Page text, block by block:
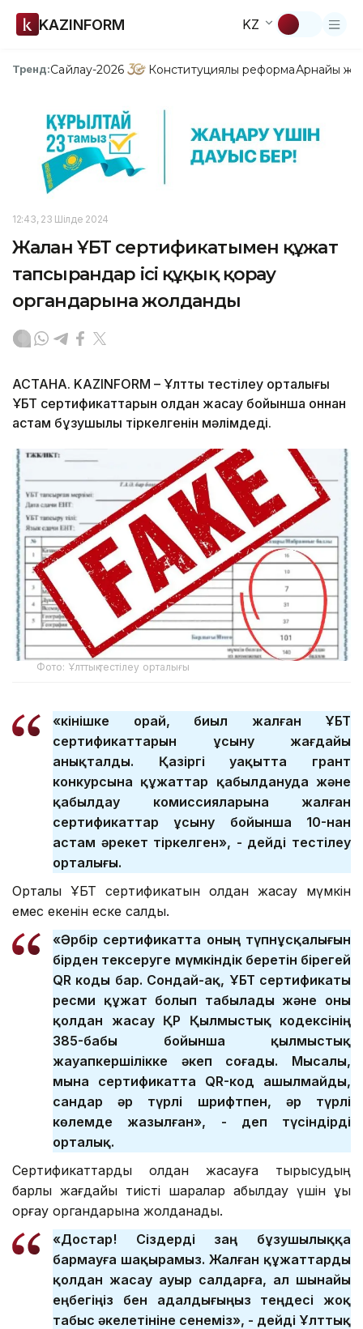
KAZINFORM KZ
Тренд:Сайлау-2026 Конституциялық реформаАрнайы
12:43, 23 Шілде 2024
Жалған ҰБТ сертификатымен құжат
тапсырғандар ісі құқық қорғау
органдарына жолданды
АСТАНА. KAZINFORM – Ұлттық тестілеу орталығы
ҰБТ сертификаттарын қолдан жасау бойынша оннан
астам бұзушылық тіркелгенін мәлімдеді.
Фото: Ұлттық тестілеу орталығы
«Өкінішке орай, биыл жалған ҰБТ
сертификаттарын ұсыну жағдайы
анықталды. Қазіргі уақытта грант
конкурсына құжаттар қабылдануда және
қабылдау комиссияларына жалған
сертификаттар ұсыну бойынша 10-нан
астам әрекет тіркелген», - дейді тестілеу
орталығы.
Орталық ҰБТ сертификатын қолдан жасау мүмкін
емес екенін еске салды.
«Әрбір сертификатта оның түпнұсқалығын
бірден тексеруге мүмкіндік беретін бірегей
QR коды бар. Сондай-ақ, ҰБТ сертификаты
ресми құжат болып табылады және оны
қолдан жасау ҚР Қылмыстық кодексінің
385-бабы бойынша қылмыстық
жауапкершілікке әкеп соғады. Мысалы,
мына сертификатта QR-код ашылмайды,
сандар әр түрлі шрифтпен, әр түрлі
көлемде жазылған», - деп түсіндірді
орталық.
Сертификаттарды қолдан жасауға тырысудың
барлық жағдайы тиісті шаралар қабылдау үшін құқық
қорғау органдарына жолданады.
«Достар! Сіздерді заң бұзушылыққа
бармауға шақырамыз. Жалған құжаттарды
қолдан жасау ауыр салдарға, ал шынайы
еңбегіңіз бен адалдығыңыз теңдесі жоқ
табыс әкелетініне сенеміз», - дейді Ұлттық